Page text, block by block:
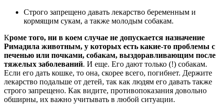
Строго запрещено давать лекарство беременным и
кормящим сукам, а также молодым собакам.
Кроме того, ни в коем случае не допускается назначение
Римадила животным, у которых есть какие-то проблемы с
печенью или почками, собакам, выздоравливающим после
тяжелых заболеваний. И еще. Его дают только (!) собакам.
Если его дать кошке, то она, скорее всего, погибнет. Держите
лекарство подальше от детей, так как людям его давать также
строго запрещено. Как видите, противопоказания довольно
обширны, их важно учитывать в любой ситуации.